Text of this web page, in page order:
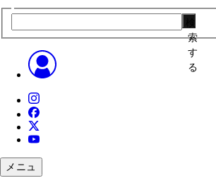
索
す
る
メニュ